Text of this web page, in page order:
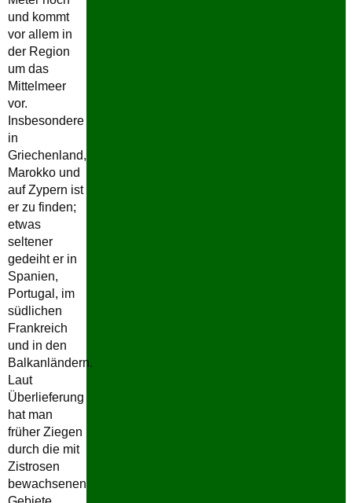
und kommt
vor allem in
der Region
um das
Mittelmeer
vor.
Insbesondere
in
Griechenland,
Marokko und
auf Zypern ist
er zu finden;
etwas
seltener
gedeiht er in
Spanien,
Portugal, im
südlichen
Frankreich
und in den
Balkanländern.
Laut
Überlieferung
hat man
früher Ziegen
durch die mit
Zistrosen
bewachsenen